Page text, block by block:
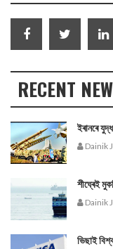
RECENT
ইৰানৰে
Dainik
শীঘ্ৰেই
Dainik
ভিছাই